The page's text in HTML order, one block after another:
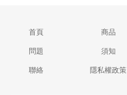
首頁 商品
問題 須知
聯絡 隱私權政策